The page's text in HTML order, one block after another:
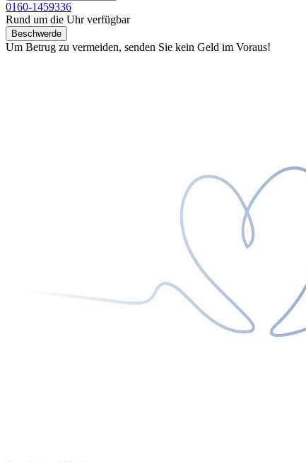
0160-1459336
Rund um die Uhr verfügbar
Beschwerde
Um Betrug zu vermeiden, senden Sie kein Geld im Voraus!